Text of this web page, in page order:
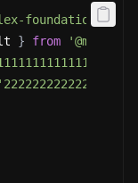
foundation/umi'
} from